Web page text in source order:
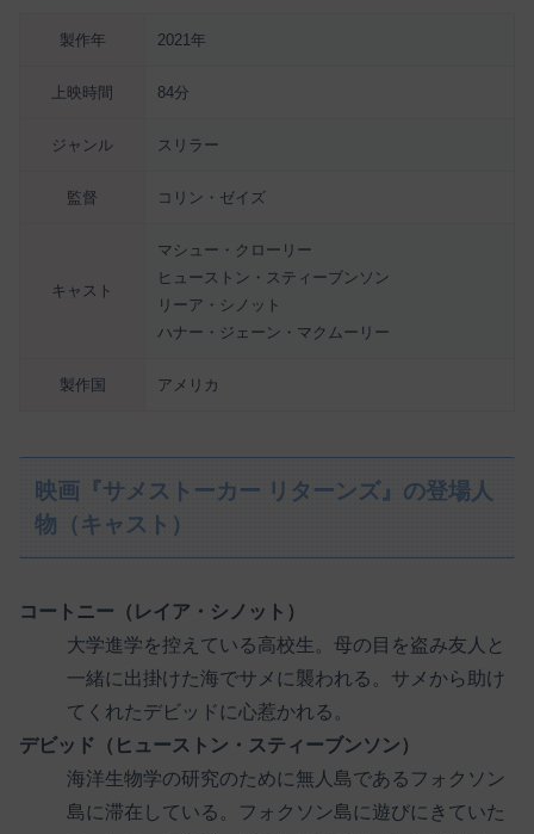
製作年 2021年
上映時間 84分
ジャンル スリラー
監督 コリン・ゼイズ
キャスト
マシュー・クローリー
ヒューストン・スティーブンソン
リーア・シノット
ハナー・ジェーン・マクムーリー
製作国 アメリカ
映画『サメストーカー リターンズ』の登場人
物（キャスト）
コートニー（レイア・シノット）
大学進学を控えている高校生。母の目を盗み友人と
一緒に出掛けた海でサメに襲われる。サメから助け
てくれたデビッドに心惹かれる。
デビッド（ヒューストン・スティーブンソン）
海洋生物学の研究のために無人島であるフォクソン
島に滞在している。フォクソン島に遊びにきていた